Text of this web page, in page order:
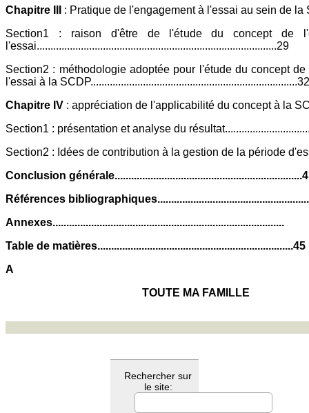
Chapitre III
: Pratique de l'engagement à l'essai au sein de la
Section1 : raison d'être de l'étude du concept de
l'essai.......................................................................................29
Section2 : méthodologie adoptée pour l'étude du concept
l'essai à la SCDP...........................................................................32
Chapitre IV : appréciation de l'applicabilité du concept à la
Section1 : présentation et analyse du
Section2 : Idées de contribution à la gestion de la période
Conclusion
Références
Annexes....................................................................................
Table de matières.......................................................................45
A
TOUTE MA FAMILLE
Rechercher sur
le site: